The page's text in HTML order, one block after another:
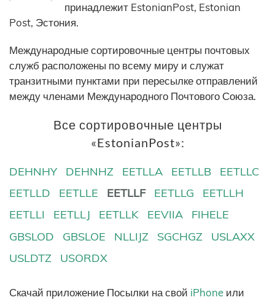
принадлежит EstonianPost, Estonian
Post, Эстония.
Международные сортировочные центры почтовых
служб расположены по всему миру и служат
транзитными пунктами при пересылке отправлений
между членами Международного Почтового Союза.
Все сортировочные центры
«EstonianPost»:
DEHNHY DEHNHZ EETLLA EETLLB
EETLLC
EETLLD
EETLLE EETLLF EETLLG
EETLLH
EETLLI
EETLLJ EETLLK EEVIIA
FIHELE
GBSLOD
GBSLOE NLLIJZ SGCHGZ
USLAXX
USLDTZ
USORDX
Скачай приложение Посылки на свой iPhone или